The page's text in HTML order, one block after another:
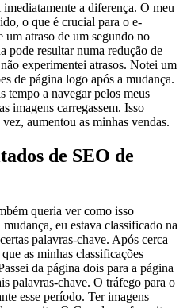
a diferença. O meu
o que é crucial para o e-
um atraso de um segundo no
pode resultar numa redução de
experimentei atrasos. Notei um
de página logo após a mudança.
tempo a navegar pelos meus
imagens carregassem. Isso
aumentou as minhas vendas.
de SEO de
queria ver como isso
eu estava classificado na
palavras-chave. Após cerca
as minhas classificações
da página dois para a página
palavras-chave. O tráfego para o
esse período. Ter imagens